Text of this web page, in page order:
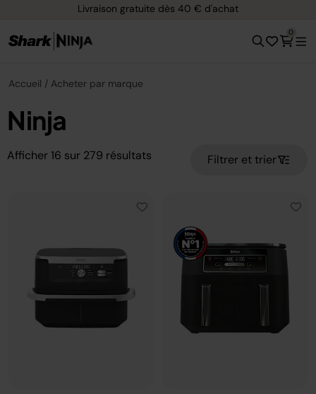
Livraison gratuite dès 40 € d'achat
0
Accueil Acheter par marque
Ninja
Afficher 16 sur 279 résultats Filtrer et trier